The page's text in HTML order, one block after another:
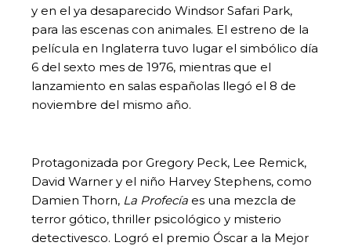
y en el ya desaparecido Windsor Safari Park,
para las escenas con animales. El estreno de la
película en Inglaterra tuvo lugar el simbólico día
6 del sexto mes de 1976, mientras que el
lanzamiento en salas españolas llegó el 8 de
noviembre del mismo año.
Protagonizada por Gregory Peck, Lee Remick,
David Warner y el niño Harvey Stephens, como
Damien Thorn, La Profecía es una mezcla de
terror gótico, thriller psicológico y misterio
detectivesco. Logró el premio Óscar a la Mejor